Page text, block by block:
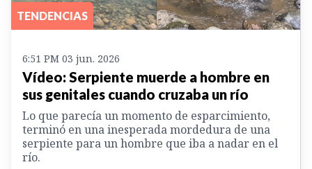
TENDENCIAS
6:51 PM 03 jun. 2026
Vídeo: Serpiente muerde a hombre en
sus genitales cuando cruzaba un río
Lo que parecía un momento de esparcimiento,
terminó en una inesperada mordedura de una
serpiente para un hombre que iba a nadar en el
río.